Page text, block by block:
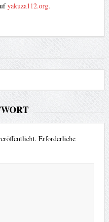
yakuza112.org.
Erforderliche